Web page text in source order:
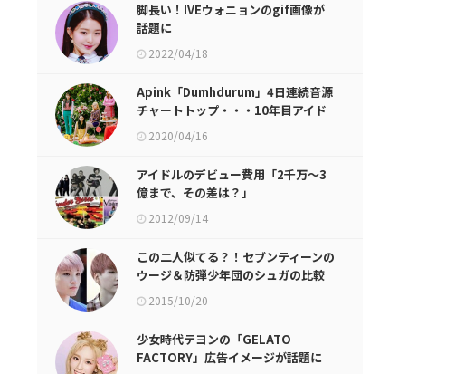
脚長い！IVEウォニョンのgif画像が
話題に
2022/04/18
Apink「Dumhdurum」4日連続音源
チャートトップ・・・10年目アイド
ルの底力
2020/04/16
アイドルのデビュー費用「2千万～3
億まで、その差は？」
2012/09/14
この二人似てる？！セブンティーンの
ウージ＆防弾少年団のシュガの比較
画像が話題に
2015/10/20
少女時代テヨンの「GELATO
FACTORY」広告イメージが話題に